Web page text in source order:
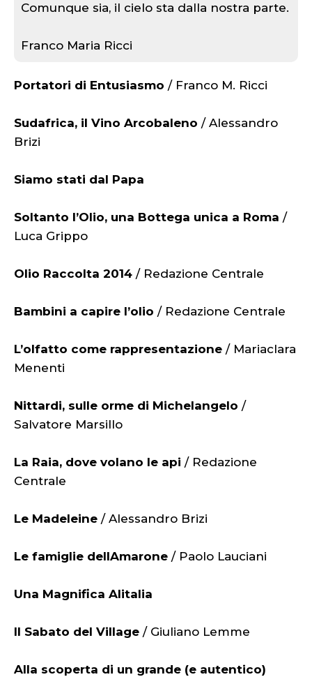
Comunque sia, il cielo sta dalla nostra parte.
Franco Maria Ricci
Portatori di Entusiasmo / Franco M. Ricci
Sudafrica, il Vino Arcobaleno / Alessandro
Brizi
Siamo stati dal Papa
Soltanto l’Olio, una Bottega unica a Roma /
Luca Grippo
Olio Raccolta 2014 / Redazione Centrale
Bambini a capire l’olio / Redazione Centrale
L’olfatto come rappresentazione / Mariaclara
Menenti
Nittardi, sulle orme di Michelangelo /
Salvatore Marsillo
La Raia, dove volano le api / Redazione
Centrale
Le Madeleine / Alessandro Brizi
Le famiglie dellAmarone / Paolo Lauciani
Una Magnifica Alitalia
Il Sabato del Village / Giuliano Lemme
Alla scoperta di un grande (e autentico)